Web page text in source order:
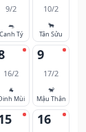
9/2
🐀
Canh Tý
10/2
🐂
Tân Sửu
16/2
🐐
Mùi
9
17/2
🐒
Mậu Thân
16